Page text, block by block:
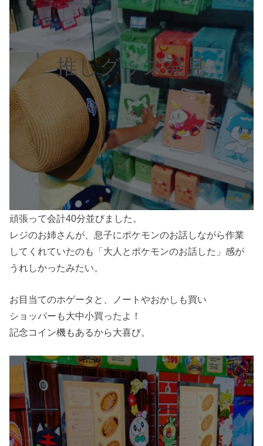
推しグッズ発見
頑張って会計40分並びました。
レジのお姉さんが、息子にポケモンのお話しながら作業
してくれていたのも「大人とポケモンのお話した」感が
うれしかったみたい。
お目当てのホゲータと、ノートやおかしも買い
ショッパーも大中小買ったよ！
記念コイン機もあるから大喜び。